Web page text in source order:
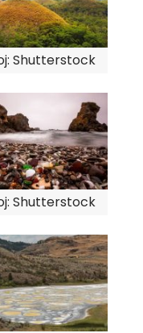
Shutterstock
Shutterstock